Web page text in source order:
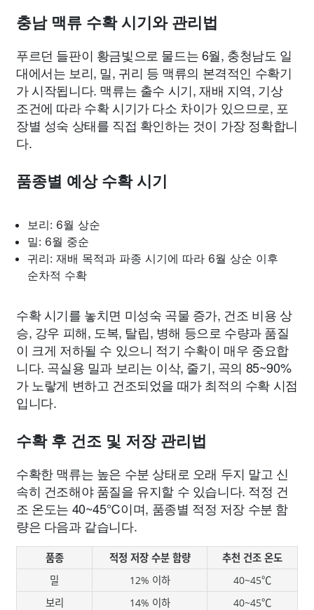
종교 사회 정치 건강 의료 의학
부동산 외국어 교육 교통 생활 기타
충남 맥류 수확 시기와 관리법
푸르던 들판이 황금빛으로 물드는 6월, 충청남도 일
대에서는 보리, 밀, 귀리 등 맥류의 본격적인 수확기
가 시작됩니다. 맥류는 출수 시기, 재배 지역, 기상
조건에 따라 수확 시기가 다소 차이가 있으므로, 포
장별 성숙 상태를 직접 확인하는 것이 가장 정확합니
다.
품종별 예상 수확 시기
보리: 6월 상순
밀: 6월 중순
귀리: 재배 목적과 파종 시기에 따라 6월 상순 이후
순차적 수확
수확 시기를 놓치면 미성숙 곡물 증가, 건조 비용 상
승, 강우 피해, 도복, 탈립, 병해 등으로 수량과 품질
이 크게 저하될 수 있으니 적기 수확이 매우 중요합
니다. 곡실용 밀과 보리는 이삭, 줄기, 곡의 85~90%
가 노랗게 변하고 건조되었을 때가 최적의 수확 시점
입니다.
수확 후 건조 및 저장 관리법
수확한 맥류는 높은 수분 상태로 오래 두지 말고 신
속히 건조해야 품질을 유지할 수 있습니다. 적정 건
조 온도는 40~45℃이며, 품종별 적정 저장 수분 함
량은 다음과 같습니다.
품종 적정 저장 수분 함량
추천 건조 온도
밀
12% 이하
40~45℃
보리
14% 이하
40~45℃